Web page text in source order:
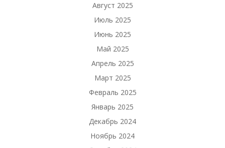
Август 2025
Июль 2025
Июнь 2025
Май 2025
Апрель 2025
Март 2025
Февраль 2025
Январь 2025
Декабрь 2024
Ноябрь 2024